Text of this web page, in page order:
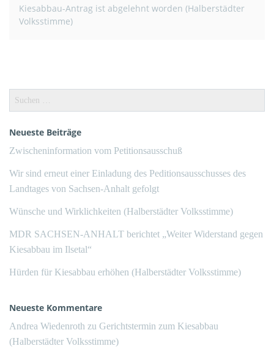
Kiesabbau-Antrag ist abgelehnt worden (Halberstädter
Volksstimme)
Suchen
Neueste Beiträge
Zwischeninformation vom Petitionsausschuß
Wir sind erneut einer Einladung des Peditionsausschusses des
Landtages von Sachsen-Anhalt gefolgt
Wünsche und Wirklichkeiten (Halberstädter Volksstimme)
MDR SACHSEN-ANHALT berichtet „Weiter Widerstand gegen
Kiesabbau im Ilsetal“
Hürden für Kiesabbau erhöhen (Halberstädter Volksstimme)
Neueste Kommentare
Andrea Wiedenroth zu Gerichtstermin zum Kiesabbau
(Halberstädter Volksstimme)